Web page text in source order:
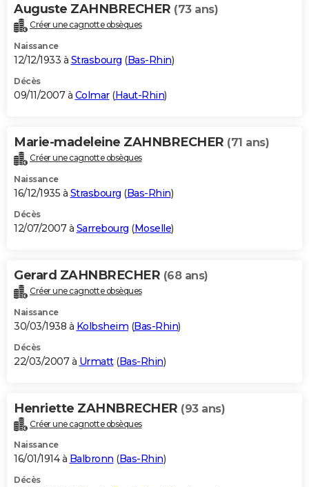
Auguste ZAHNBRECHER (73 ans)
Créer une cagnotte obsèques
Naissance
12/12/1933 à Strasbourg (Bas-Rhin)
Décès
09/11/2007 à Colmar(Haut-Rhin)
Marie-madeleine ZAHNBRECHER (71 ans)
Créer une cagnotte obsèques
Naissance
16/12/1935 à Strasbourg (Bas-Rhin)
Décès
12/07/2007 à Sarrebourg (Moselle)
Gerard ZAHNBRECHER (68 ans)
Créer une cagnotte obsèques
Naissance
30/03/1938 à Kolbsheim (Bas-Rhin)
Décès
22/03/2007 à Urmatt(Bas-Rhin)
Henriette ZAHNBRECHER (93 ans)
Créer une cagnotte obsèques
Naissance
16/01/1914 à Balbronn (Bas-Rhin)
Décès